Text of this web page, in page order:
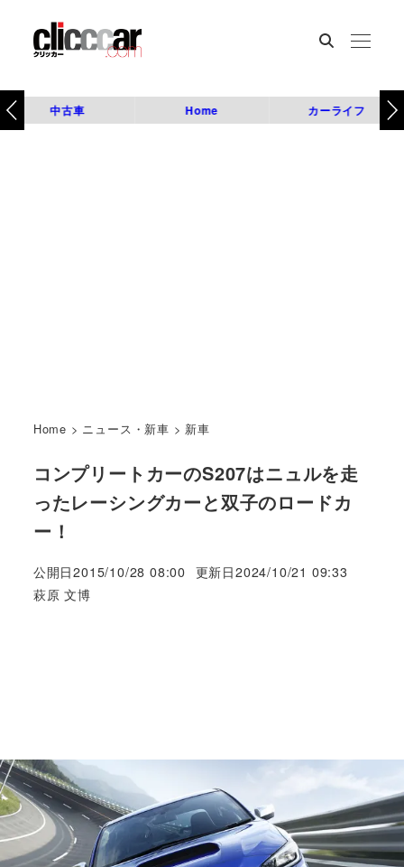
中古車 Home カーライフ
Home > ニュース・新車 > 新車
コンプリートカーのS207はニュルを走
ったレーシングカーと双子のロードカ
ー！
公開日2015/10/28 08:00 更新日2024/10/21 09:33
著
萩原 文博